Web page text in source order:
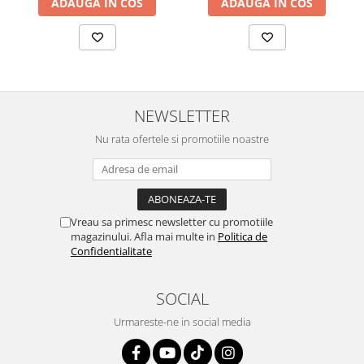
CARE SUNT SEMNELE CARE INDICA APARITIA CUPEROZEI?
Desi semnele difera de la caz la caz, principalele semne care
pe gat, barbie, piept;
aparitia unor vinisoare la suprafata pielii - acestea apar sub
forma unor vene mici si de culoare rosie/ visinie;
specialistii au descoperit ca si alte probleme precum porii
dilatati, uscarea excesiva a tenului, descuamarea pielii sau
sensibilizarea tenului pot fi semne care semnaleaza aparitia
cuperozei. Insa nu intotdeauna acestea aduc dupa sine si
NEWSLETTER
Nu rata ofertele si promotiile noastre
Vreau sa primesc newsletter cu promotiile
magazinului. Afla mai multe in Politica de
Confidentialitate
SOCIAL
Urmareste-ne in social media